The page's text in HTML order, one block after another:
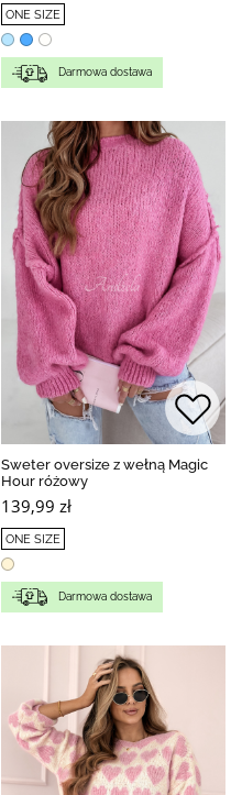
ONE SIZE
Darmowa dostawa
Sweter oversize z wełną Magic
Hour różowy
139,99 zł
ONE SIZE
Darmowa dostawa